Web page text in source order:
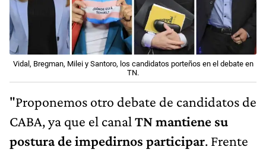
Vidal, Bregman, Milei y Santoro, los candidatos porteños en el debate en
TN.
"Proponemos otro debate de candidatos de
CABA, ya que el canal TN mantiene su
postura de impedirnos participar. Frente